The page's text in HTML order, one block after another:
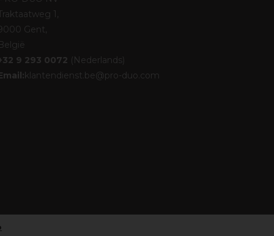
1,
Gent,
9 293 0072 (Nederlands)
klantendienst.be@pro-duo.com